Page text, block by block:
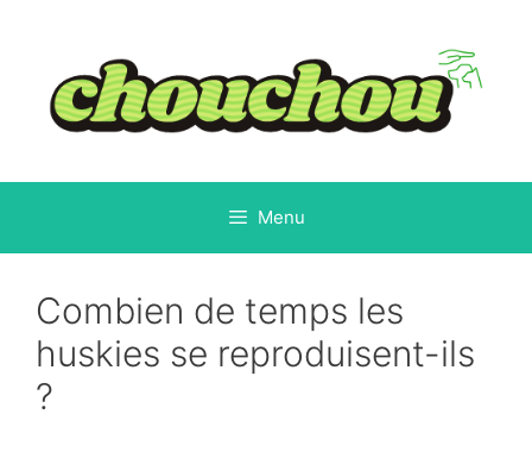
contenu
Menu
Combien de temps les
huskies se reproduisent-ils
?